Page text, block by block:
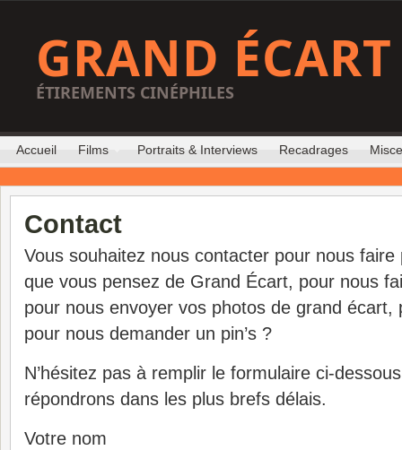
GRAND ÉCART
ÉTIREMENTS CINÉPHILES
Accueil Films Portraits & Interviews Recadrages
Contact
Vous souhaitez nous contacter pour nous
que vous pensez de Grand Écart, pour nous
pour nous envoyer vos photos de grand écart,
pour nous demander un pin’s ?
N’hésitez pas à remplir le formulaire ci-
répondrons dans les plus brefs délais.
Votre nom